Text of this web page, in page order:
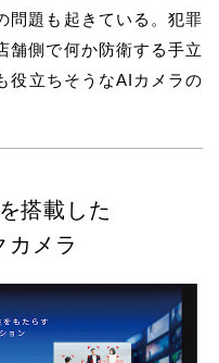
問題も起きている。犯罪
舗側で何か防衛する手立
役立ちそうなAIカメラの
搭載した
カメラ